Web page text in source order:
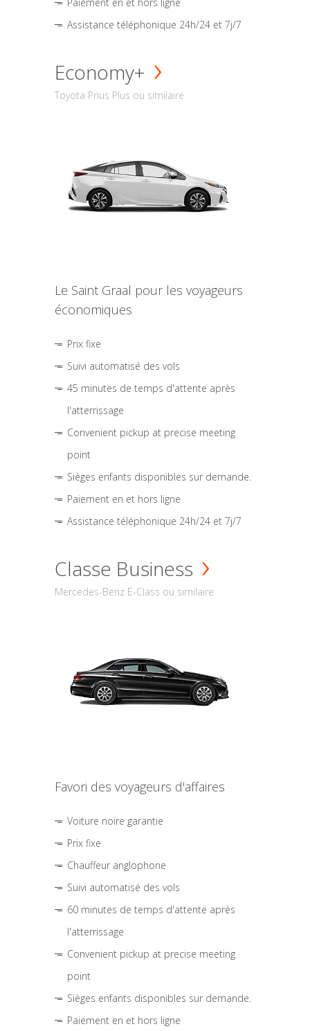
Assistance téléphonique 24h/24 et 7j/7
Economy+
Toyota Prius Plus ou similaire
Le Saint Graal pour les voyageurs
économiques
Prix fixe
Suivi automatisé des vols
45 minutes de temps d'attente après
l'atterrissage
Convenient pickup at precise meeting
point
Sièges enfants disponibles sur demande.
Paiement en et hors ligne
Assistance téléphonique 24h/24 et 7j/7
Classe Business
Mercedes-Benz E-Class ou similaire
Favori des voyageurs d'affaires
Voiture noire garantie
Prix fixe
Chauffeur anglophone
Suivi automatisé des vols
60 minutes de temps d'attente après
l'atterrissage
Convenient pickup at precise meeting
point
Sièges enfants disponibles sur demande.
Paiement en et hors ligne